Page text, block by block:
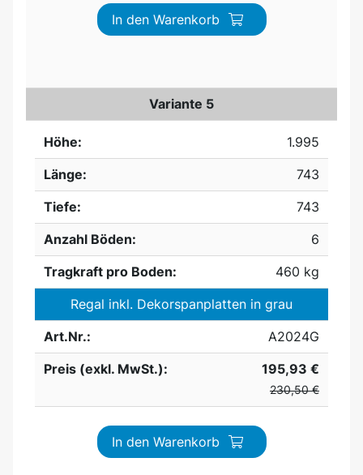
In den Warenkorb
Variante 5
Höhe:
1.995
Länge:
743
Tiefe:
743
Anzahl Böden:
6
Tragkraft pro Boden:
460 kg
Regal inkl. Dekorspanplatten in grau
Art.Nr.:
A2024G
Preis (exkl. MwSt.):
195,93 €
230,50 €
In den Warenkorb